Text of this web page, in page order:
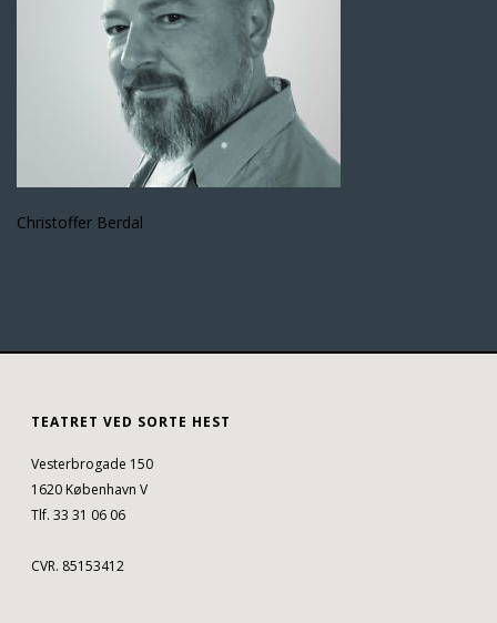
Christoffer Berdal
TEATRET VED SORTE HEST
Vesterbrogade 150
1620 København V
Tlf. 33 31 06 06
CVR. 85153412